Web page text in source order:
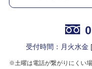
受付時間：月火水金
※土曜は電話が繋がりにくい